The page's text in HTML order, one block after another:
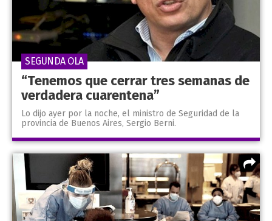
“Tenemos que cerrar tres semanas de
verdadera cuarentena”
Lo dijo ayer por la noche, el ministro de Seguridad de la
provincia de Buenos Aires, Sergio Berni.
SEGUNDA OLA